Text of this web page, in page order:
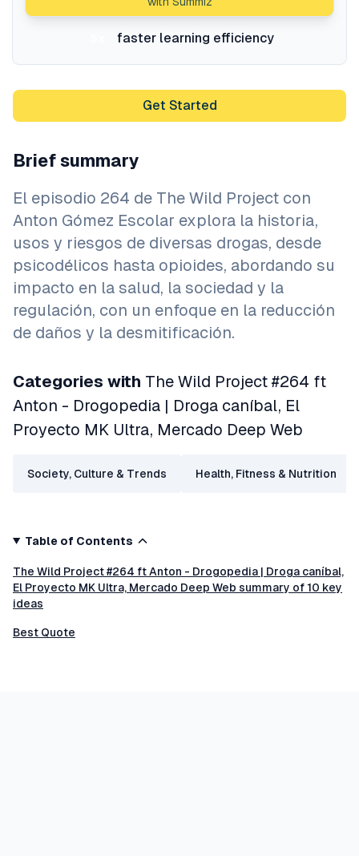
faster learning efficiency
Get Started
Brief summary
El episodio 264 de The Wild Project con
Anton Gómez Escolar explora la historia,
usos y riesgos de diversas drogas, desde
psicodélicos hasta opioides, abordando su
impacto en la salud, la sociedad y la
regulación, con un enfoque en la reducción
de daños y la desmitificación.
Categories with The Wild Project #264 ft
Anton - Drogopedia | Droga caníbal, El
Proyecto MK Ultra, Mercado Deep Web
Society, Culture & Trends Health, Fitness & Nutrition
Table of Contents
The Wild Project #264 ft Anton - Drogopedia | Droga caníbal,
El Proyecto MK Ultra, Mercado Deep Web summary of 10 key
ideas
Best Quote